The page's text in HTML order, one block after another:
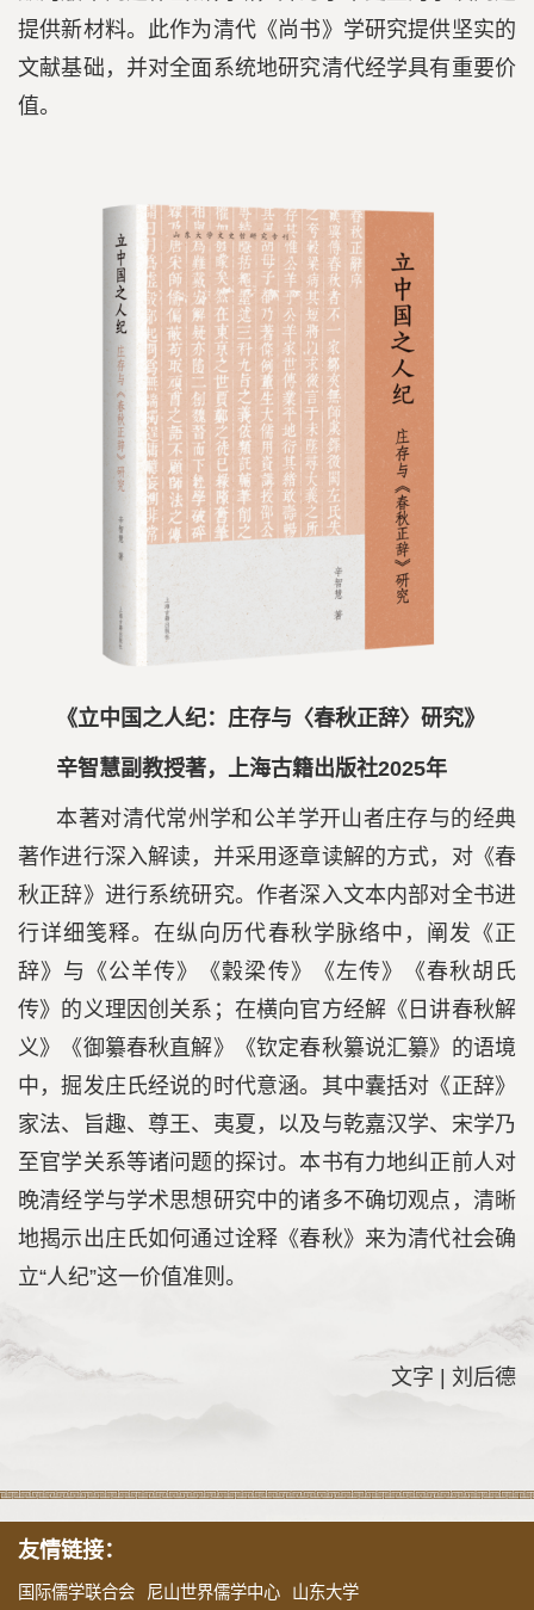
提供新材料。此作为清代《尚书》学研究提供坚实的
文献基础，并对全面系统地研究清代经学具有重要价
值。
《立中国之人纪：庄存与〈春秋正辞〉研究》
辛智慧副教授著，上海古籍出版社2025年
本著对清代常州学和公羊学开山者庄存与的经典
著作进行深入解读，并采用逐章读解的方式，对《春
秋正辞》进行系统研究。作者深入文本内部对全书进
行详细笺释。在纵向历代春秋学脉络中，阐发《正
辞》与《公羊传》《穀梁传》《左传》《春秋胡氏
传》的义理因创关系；在横向官方经解《日讲春秋解
义》《御纂春秋直解》《钦定春秋纂说汇纂》的语境
中，掘发庄氏经说的时代意涵。其中囊括对《正辞》
家法、旨趣、尊王、夷夏，以及与乾嘉汉学、宋学乃
至官学关系等诸问题的探讨。本书有力地纠正前人对
晚清经学与学术思想研究中的诸多不确切观点，清晰
地揭示出庄氏如何通过诠释《春秋》来为清代社会确
立“人纪”这一价值准则。
文字 | 刘后德
友情链接：
国际儒学联合会 尼山世界儒学中心 山东大学